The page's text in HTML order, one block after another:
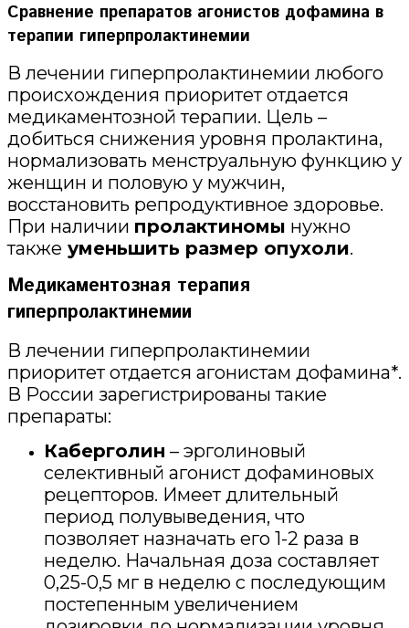
Сравнение препаратов агонистов дофамина в
терапии гиперпролактинемии
В лечении гиперпролактинемии любого
происхождения приоритет отдается
медикаментозной терапии. Цель –
добиться снижения уровня пролактина,
нормализовать менструальную функцию у
женщин и половую у мужчин,
восстановить репродуктивное здоровье.
При наличии пролактиномы нужно
также уменьшить размер опухоли.
Медикаментозная терапия
гиперпролактинемии
В лечении гиперпролактинемии
приоритет отдается агонистам дофамина*.
В России зарегистрированы такие
препараты:
Каберголин – эрголиновый
селективный агонист дофаминовых
рецепторов. Имеет длительный
период полувыведения, что
позволяет назначать его 1-2 раза в
неделю. Начальная доза составляет
0,25-0,5 мг в неделю с последующим
постепенным увеличением